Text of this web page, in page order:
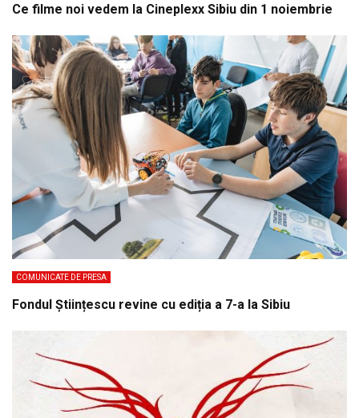
Ce filme noi vedem la Cineplexx Sibiu din 1 noiembrie
COMUNICATE DE PRESA
Fondul Științescu revine cu ediția a 7-a la Sibiu